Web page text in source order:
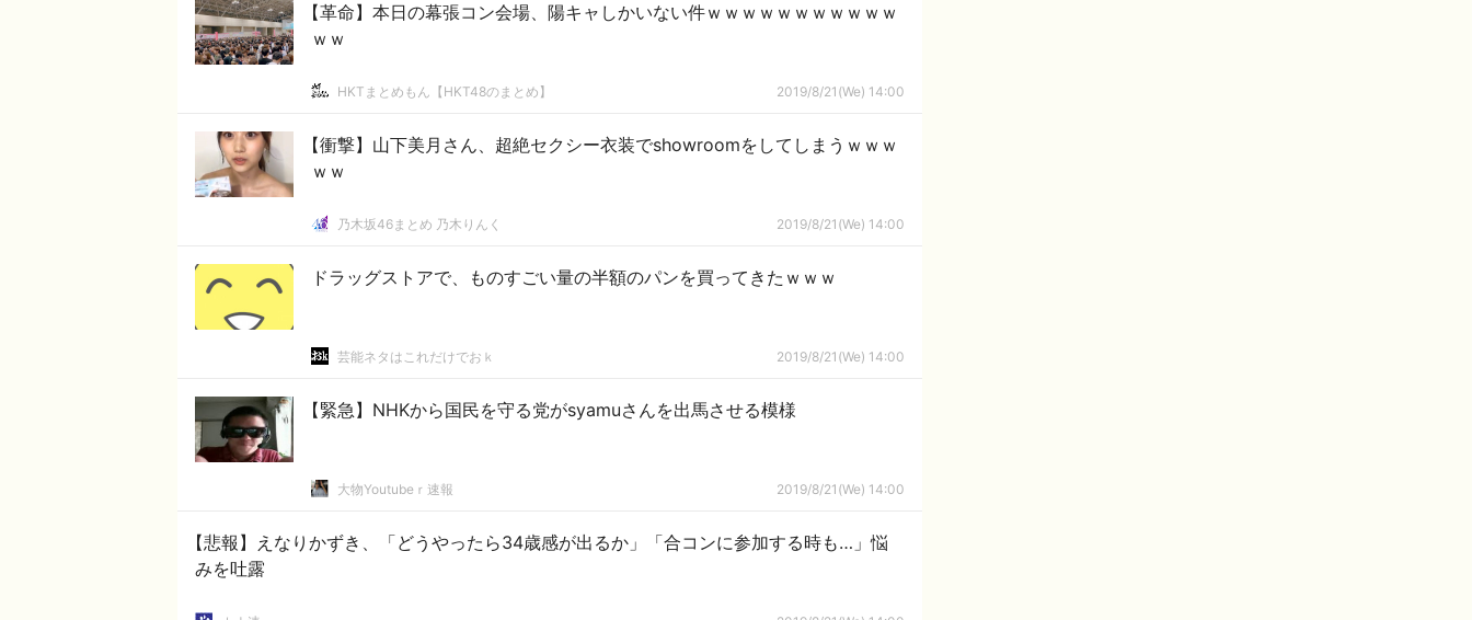
【革命】本日の幕張コン会場、陽キャしかいない件ｗｗｗｗｗｗｗｗｗｗｗ
ｗｗ
HKTまとめもん【HKT48のまとめ】 2019/8/21(We) 14:00
【衝撃】山下美月さん、超絶セクシー衣装でshowroomをしてしまうｗｗｗ
ｗｗ
乃木坂46まとめ 乃木りんく 2019/8/21(We) 14:00
ドラッグストアで、ものすごい量の半額のパンを買ってきたｗｗｗ
芸能ネタはこれだけでおｋ 2019/8/21(We) 14:00
【緊急】NHKから国民を守る党がsyamuさんを出馬させる模様
大物Youtubeｒ速報 2019/8/21(We) 14:00
【悲報】えなりかずき、「どうやったら34歳感が出るか」「合コンに参加する時も…」悩
みを吐露